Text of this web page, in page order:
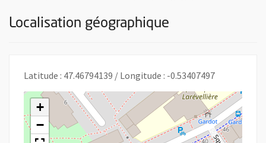
Localisation géographique
Latitude : 47.46794139 / Longitude : -0.53407497
+
−